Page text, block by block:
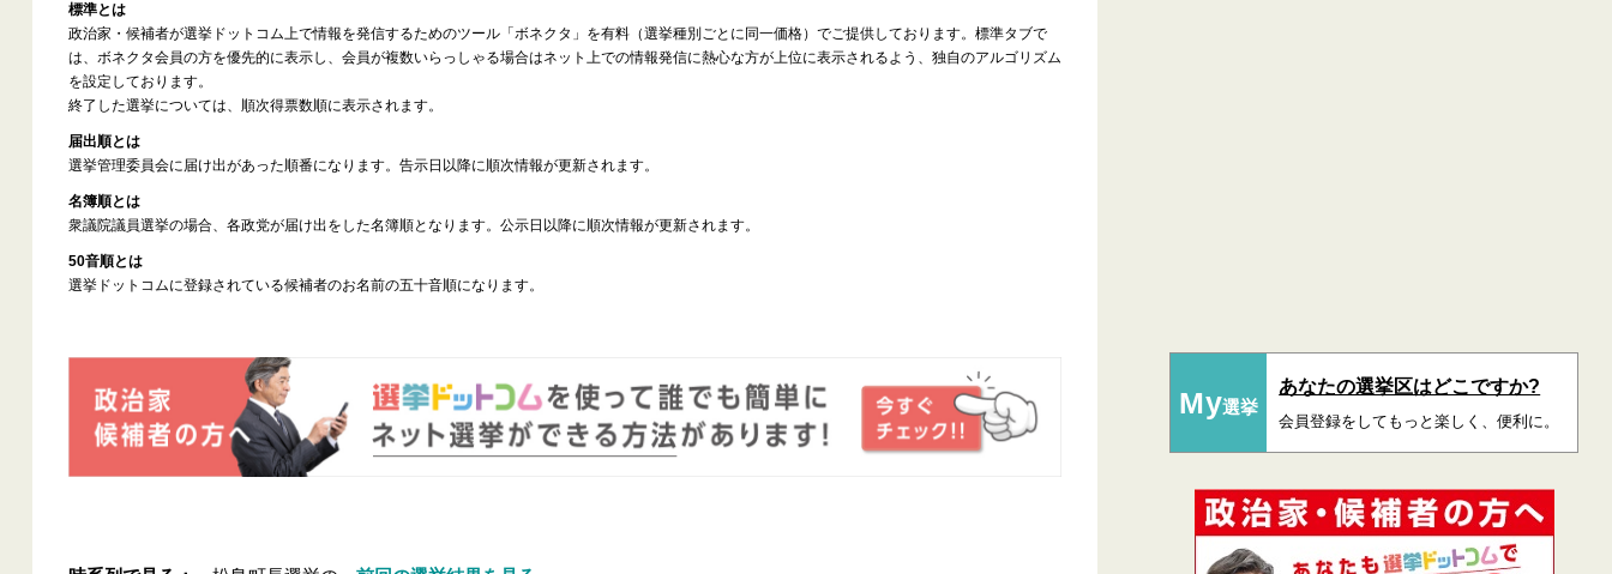
標準とは
政治家・候補者が選挙ドットコム上で情報を発信するためのツール「ボネクタ」を有料（選挙種別ごとに同一価格）でご提供しております。標準タブで
は、ボネクタ会員の方を優先的に表示し、会員が複数いらっしゃる場合はネット上での情報発信に熱心な方が上位に表示されるよう、独自のアルゴリズム
を設定しております。
終了した選挙については、順次得票数順に表示されます。
届出順とは
選挙管理委員会に届け出があった順番になります。告示日以降に順次情報が更新されます。
名簿順とは
衆議院議員選挙の場合、各政党が届け出をした名簿順となります。公示日以降に順次情報が更新されます。
50音順とは
選挙ドットコムに登録されている候補者のお名前の五十音順になります。
My選挙
あなたの選挙区はどこですか?
会員登録をしてもっと楽しく、便利に。